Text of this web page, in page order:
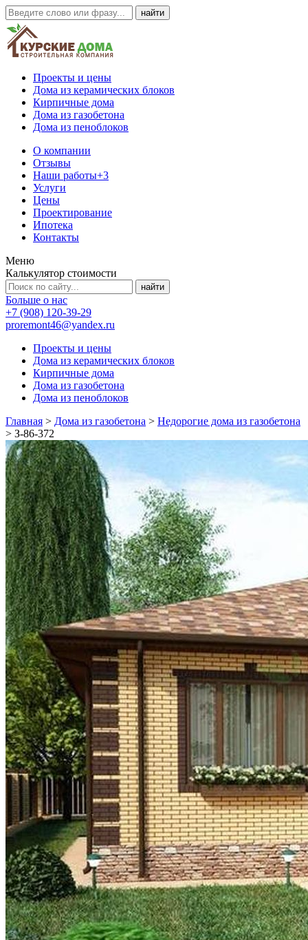
Проекты и цены
Дома из керамических блоков
Кирпичные дома
Дома из газобетона
Дома из пеноблоков
О компании
Отзывы
Наши работы+3
Услуги
Цены
Проектирование
Ипотека
Контакты
Меню
Калькулятор стоимости
Больше о нас
+7 (908) 120-39-29
proremont46@yandex.ru
Проекты и цены
Дома из керамических блоков
Кирпичные дома
Дома из газобетона
Дома из пеноблоков
Главная > Дома из газобетона > Недорогие дома из газобетона
> З-86-372